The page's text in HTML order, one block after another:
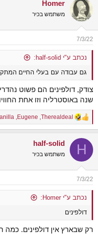
c
t
i
s
:
Homer
משתמש בכיר
7/3/22
נכתב ע"י half-solid:
גם עבודה עם בעלי החיים
שנה באוסטרליה וזו אחת
R
e
c
i
s
:
Therealdeal
Eugene
H
half-solid
משתמש בכיר
7/3/22
נכתב ע"י Homer:
דולפינים
רק שבארץ אין דולפינים. כמה